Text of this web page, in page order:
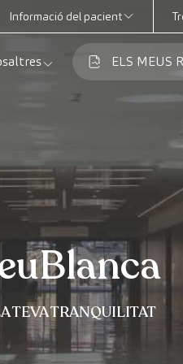
Informació del pacient
Mútues
Informació de proves
Blog
CreuBlanca Empreses
Preguntes freqüents
ELS MEUS
TEVA TRANQUILITAT